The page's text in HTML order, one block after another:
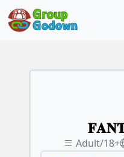
Adult/18+